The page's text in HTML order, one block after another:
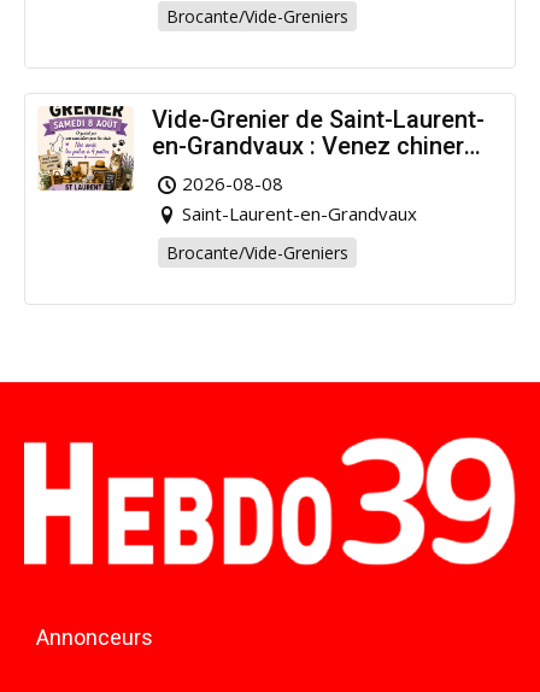
Brocante/Vide-Greniers
Vide-Grenier de Saint-Laurent-
en-Grandvaux : Venez chiner
pour la bonne cause !
2026-08-08
Saint-Laurent-en-Grandvaux
Brocante/Vide-Greniers